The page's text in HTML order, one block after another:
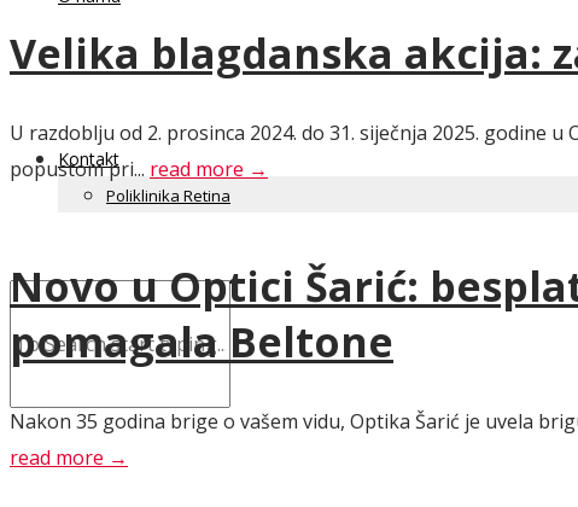
Kontakt
Poliklinika Retina
Velika blagdanska akcija:
U razdoblju od 2. prosinca 2024. do 31. siječnja 2025. godine
popustom pri... read more →
Novo u Optici Šarić:
pomagala Beltone
Nakon 35 godina brige o vašem vidu, Optika Šarić je uvela
read more →